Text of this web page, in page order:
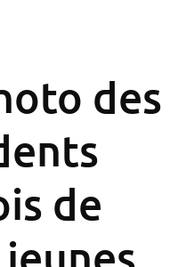
des
de